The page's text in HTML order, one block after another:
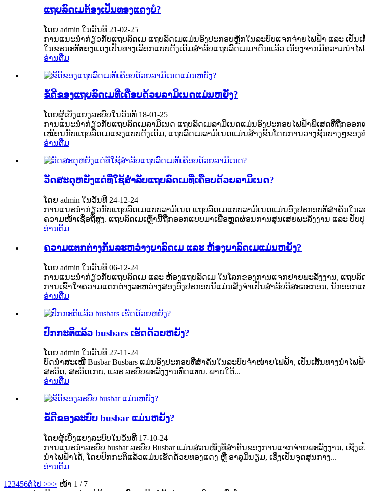
ແຖບລົດເມຕ້ອງເປັນທອງແດງບໍ?
ໂດຍ admin ໃນວັນທີ 21-02-25
ການແນະນຳກ່ຽວກັບແຖບລົດເມ ແຖບລົດເມແມ່ນອົງປະກອບຫຼັກໃນລະບົບແຈກຈ່າຍໄຟຟ້າ ແລະ ເປັ
ໃນຂະນະທີ່ທອງແດງເປັນທາງເລືອກແບບດັ້ງເດີມສຳລັບແຖບລົດເມມາດົນແລ້ວ ເນື່ອງຈາກມີຄວາມນຳໄ
ອ່ານຕື່ມ
ຂໍ້ດີຂອງແຖບລົດເມທີ່ເຄືອບດ້ວຍລາມິເນດແມ່ນຫຍັງ?
ໂດຍຜູ້ເບິ່ງແຍງລະບົບໃນວັນທີ 18-01-25
ການແນະນຳກ່ຽວກັບແຖບລົດເມລາມິເນດ ແຖບລົດເມລາມິເນດແມ່ນອົງປະກອບໄຟຟ້າພິເສດທີ່ຖືກອອ
ເໝືອນກັບແຖບລົດເມແຂງແບບດັ້ງເດີມ, ແຖບລົດເມລາມິເນດແມ່ນສ້າງຂຶ້ນໂດຍການວາງຊັ້ນບາງໆຂອງ
ອ່ານຕື່ມ
ວັດສະດຸຫຍັງແດ່ທີ່ໃຊ້ສຳລັບແຖບລົດເມທີ່ເຄືອບດ້ວຍລາມິເນດ?
ໂດຍ admin ໃນວັນທີ 24-12-24
ການແນະນຳກ່ຽວກັບແຖບລົດເມແບບລາມິເນດ ແຖບລົດເມແບບລາມິເນດແມ່ນອົງປະກອບທີ່ສຳຄັນໃ
ຄວາມໜ້າເຊື່ອຖືສູງ. ແຖບລົດເມເຫຼົ່ານີ້ຖືກອອກແບບມາເພື່ອຫຼຸດຜ່ອນການສູນເສຍພະລັງງານ ແລະ ປັບ
ອ່ານຕື່ມ
ຄວາມແຕກຕ່າງກັນລະຫວ່າງບາລົດເມ ແລະ ຫ້ອງບາລົດເມແມ່ນຫຍັງ?
ໂດຍ admin ໃນວັນທີ 06-12-24
ການແນະນຳກ່ຽວກັບແຖບລົດເມ ແລະ ຫ້ອງແຖບລົດເມ ໃນໂລກຂອງການແຈກຢາຍພະລັງງານ, ແຖບ
ການເຂົ້າໃຈຄວາມແຕກຕ່າງລະຫວ່າງສອງອົງປະກອບນີ້ແມ່ນສິ່ງຈຳເປັນສຳລັບວິສະວະກອນ, ນັກອອກ
ອ່ານຕື່ມ
ປົກກະຕິແລ້ວ busbars ເຮັດດ້ວຍຫຍັງ?
ໂດຍ admin ໃນວັນທີ 27-11-24
ບົດນຳສະເໜີ Busbar Busbars ແມ່ນອົງປະກອບທີ່ສຳຄັນໃນລະບົບຈຳໜ່າຍໄຟຟ້າ, ເປັນເສັ້ນທາງນ
ສະວິດ, ສະວິດເກຍ, ແລະ ລະບົບພະລັງງານທົດແທນ. ພາຍໃຕ້...
ອ່ານຕື່ມ
ຂໍ້ດີຂອງລະບົບ busbar ແມ່ນຫຍັງ?
ໂດຍຜູ້ເບິ່ງແຍງລະບົບໃນວັນທີ 17-10-24
ການແນະນຳລະບົບ busbar ລະບົບ Busbar ແມ່ນສ່ວນໜຶ່ງທີ່ສຳຄັນຂອງການແຈກຈ່າຍພະລັງງານ, ເ
ນຳໄຟຟ້າໄດ້, ໂດຍປົກກະຕິແລ້ວແມ່ນເຮັດດ້ວຍທອງແດງ ຫຼື ອາລູມິນຽມ, ເຊິ່ງເປັນຈຸດສູນກາງ...
ອ່ານຕື່ມ
1 23456ຕໍ່ໄປ >>> ໜ້າ 1 / 7